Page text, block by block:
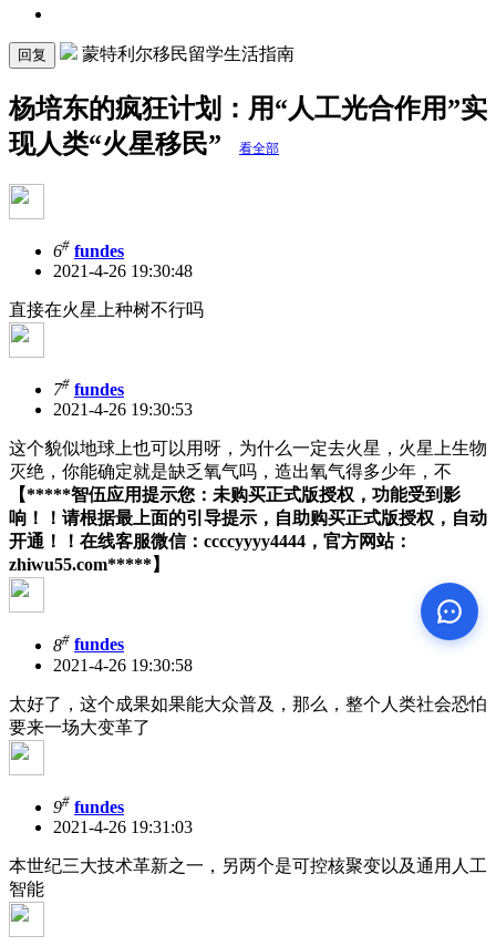
回复 蒙特利尔移民留学生活指南
杨培东的疯狂计划：用“人工光合作用”实
现人类“火星移民”
看全部
6# fundes
2021-4-26 19:30:48
直接在火星上种树不行吗
7# fundes
2021-4-26 19:30:53
这个貌似地球上也可以用呀，为什么一定去火星，火星上生物
灭绝，你能确定就是缺乏氧气吗，造出氧气得多少年，不
【*****智伍应用提示您：未购买正式版授权，功能受到影
响！！请根据最上面的引导提示，自助购买正式版授权，自动
开通！！在线客服微信：ccccyyyy4444，官方网站：
zhiwu55.com*****】
8# fundes
2021-4-26 19:30:58
太好了，这个成果如果能大众普及，那么，整个人类社会恐怕
要来一场大变革了
9# fundes
2021-4-26 19:31:03
本世纪三大技术革新之一，另两个是可控核聚变以及通用人工
智能